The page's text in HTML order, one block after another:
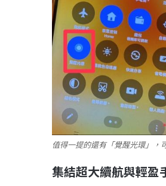
值得一提的還有「覺醒光環」，
集結超大續航與輕盈